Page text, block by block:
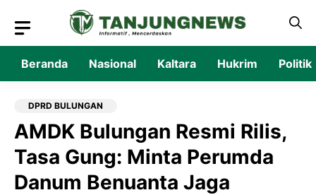
isi
Beranda Nasional Kaltara Hukrim Politik
DPRD BULUNGAN
‎AMDK Bulungan Resmi Rilis,
Tasa Gung: Minta Perumda
Danum Benuanta Jaga